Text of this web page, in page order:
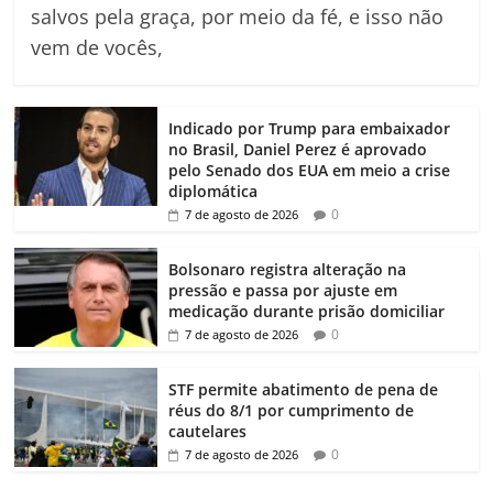
salvos pela graça, por meio da fé, e isso não
vem de vocês,
Indicado por Trump para embaixador
no Brasil, Daniel Perez é aprovado
pelo Senado dos EUA em meio a crise
diplomática
7 de agosto de 2026 0
Bolsonaro registra alteração na
pressão e passa por ajuste em
medicação durante prisão domiciliar
7 de agosto de 2026 0
STF permite abatimento de pena de
réus do 8/1 por cumprimento de
cautelares
7 de agosto de 2026 0